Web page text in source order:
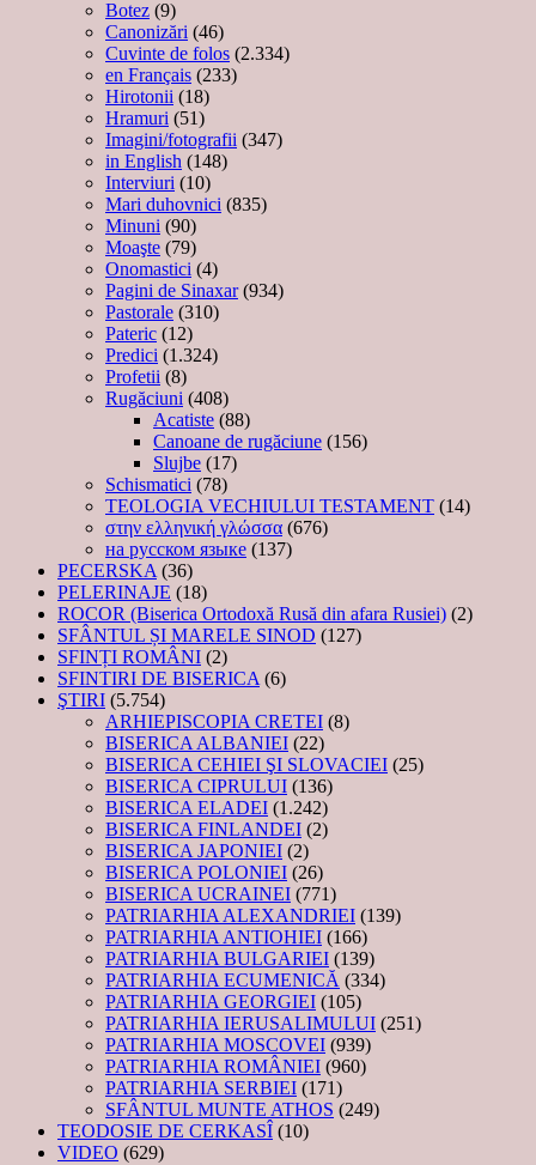
Botez (9)
Canonizări (46)
Cuvinte de folos (2.334)
en Français (233)
Hirotonii (18)
Hramuri (51)
Imagini/fotografii (347)
in English (148)
Interviuri (10)
Mari duhovnici (835)
Minuni (90)
Moaşte (79)
Onomastici (4)
Pagini de Sinaxar(934)
Pastorale (310)
Pateric (12)
Predici (1.324)
Profetii (8)
Rugăciuni (408)
Acatiste (88)
Canoane de rugăciune (156)
Slujbe (17)
Schismatici (78)
TEOLOGIA VECHIULUI TESTAMENT (14)
στην ελληνική γλώσσα (676)
на русском языке (137)
PECERSKA (36)
PELERINAJE (18)
ROCOR (Biserica Ortodoxă Rusă din afara Rusiei) (2)
SFÂNTUL ȘI MARELE SINOD (127)
SFINȚI ROMÂNI (2)
SFINTIRI DE BISERICA (6)
ŞTIRI (5.754)
ARHIEPISCOPIA CRETEI (8)
BISERICA ALBANIEI (22)
BISERICA CEHIEI ŞI SLOVACIEI (25)
BISERICA CIPRULUI (136)
BISERICA ELADEI (1.242)
BISERICA FINLANDEI (2)
BISERICA JAPONIEI (2)
BISERICA POLONIEI (26)
BISERICA UCRAINEI (771)
PATRIARHIA ALEXANDRIEI (139)
PATRIARHIA ANTIOHIEI (166)
PATRIARHIA BULGARIEI (139)
PATRIARHIA ECUMENICĂ (334)
PATRIARHIA GEORGIEI (105)
PATRIARHIA IERUSALIMULUI (251)
PATRIARHIA MOSCOVEI (939)
PATRIARHIA ROMÂNIEI (960)
PATRIARHIA SERBIEI (171)
SFÂNTUL MUNTE ATHOS (249)
TEODOSIE DE CERKASÎ (10)
VIDEO (629)